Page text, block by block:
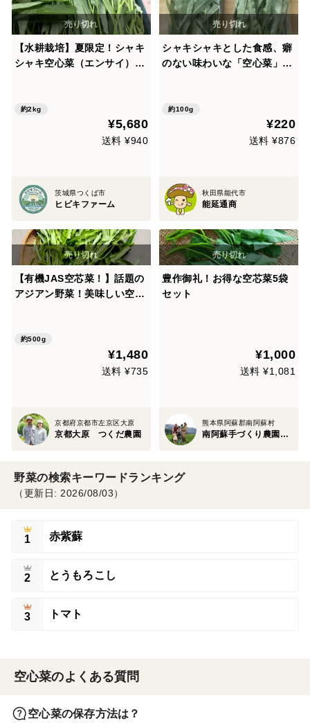
【水耕栽培】夏限定！シャキ
シャキ空心菜（エンサイ）2k
約2kg
¥5,680
送料 ¥940
茨城県つくば市
ヒビキファーム
シャキシャキとした食感、癖
のない味わいな「空心菜」10
約100g
¥220
送料 ¥876
秋田県能代市
能延通商
【有機JAS空芯菜！】話題の
アジアン野菜！美味しい空芯
外ぺろりと食べられるサイ
ズ！和洋中にもよく合いま
す！まとめて1キロまで送料
約500g
¥1,480
送料 ¥735
京都府京都市左京区大原
京都大原 つくだ農園
豊作御礼！お得な空芯菜5袋
セット
¥1,000
送料 ¥1,081
熊本県阿蘇郡南阿蘇村
南阿蘇手づくり農園 菜の風
野菜の検索キーワードランキング
（更新日: 2026/08/03）
1 赤紫蘇
2 とうもろこし
3 トマト
空心菜のよくある質問
空心菜の保存方法は？